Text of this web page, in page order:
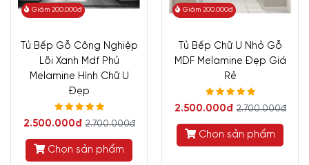
Giảm 200.000đ
Tủ Bếp Gỗ Công Nghiệp
Lõi Xanh Mdf Phủ
Melamine Hình Chữ U
Đẹp
2.500.000đ 2.700.000đ
Chọn sản phẩm
Giảm 200.000đ
Tủ Bếp Chữ U Nhỏ Gỗ
MDF Melamine Đẹp Giá
Rẻ
2.500.000đ 2.700.000đ
Chọn sản phẩm